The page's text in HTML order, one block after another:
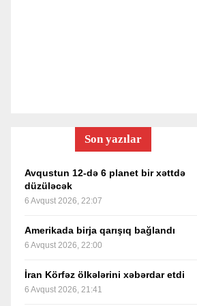
Son yazılar
Avqustun 12-də 6 planet bir xəttdə
düzüləcək
6 Avqust 2026, 22:07
Amerikada birja qarışıq bağlandı
6 Avqust 2026, 22:00
İran Körfəz ölkələrini xəbərdar etdi
6 Avqust 2026, 21:41